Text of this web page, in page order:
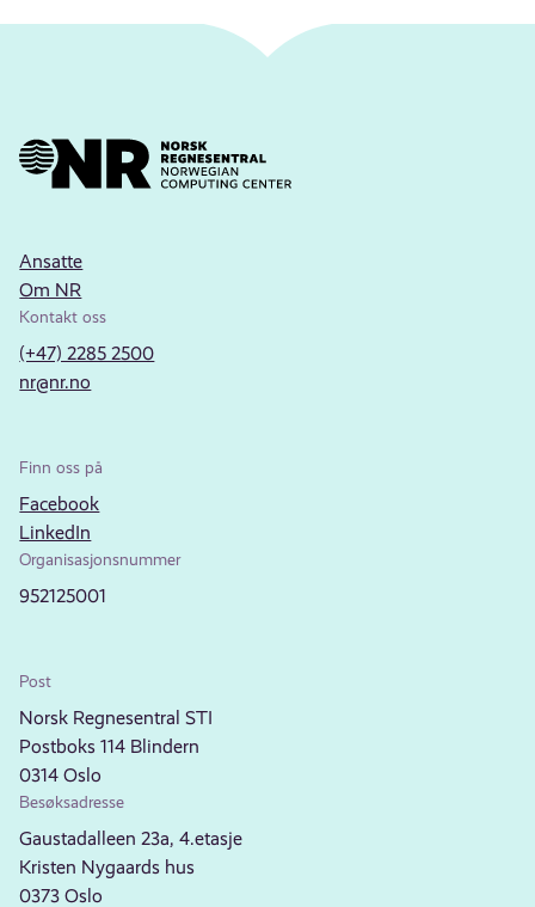
Ansatte
Om NR
Kontakt oss
(+47) 2285 2500
nr@nr.no
Finn oss på
Facebook
LinkedIn
Organisasjonsnummer
952125001
Post
Norsk Regnesentral STI
Postboks 114 Blindern
0314 Oslo
Besøksadresse
Gaustadalleen 23a, 4.etasje
Kristen Nygaards hus
0373 Oslo